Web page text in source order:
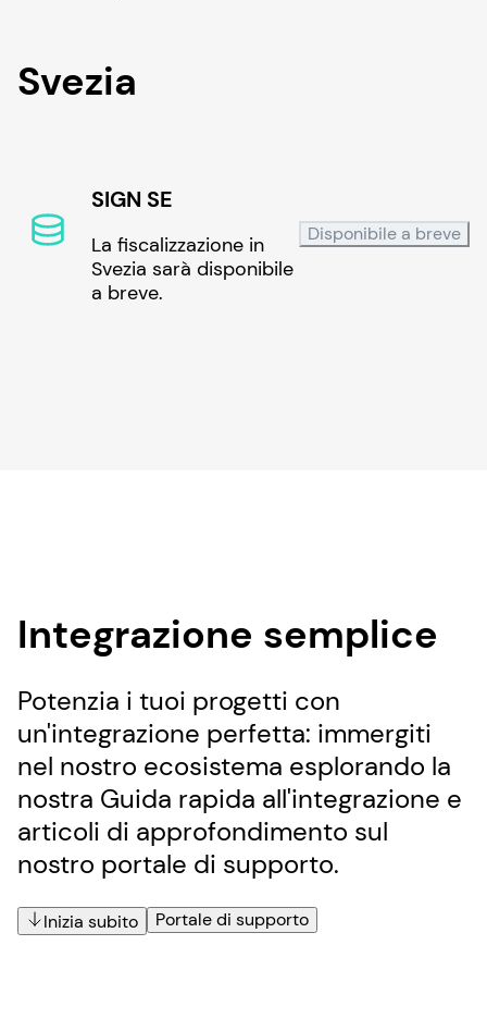
Svezia
SIGN SE
La fiscalizzazione in
Svezia sarà disponibile
a breve.
Disponibile a breve
Integrazione semplice
Potenzia i tuoi progetti con
un'integrazione perfetta: immergiti
nel nostro ecosistema esplorando la
nostra Guida rapida all'integrazione e
articoli di approfondimento sul
nostro portale di supporto.
Inizia subito Portale di supporto